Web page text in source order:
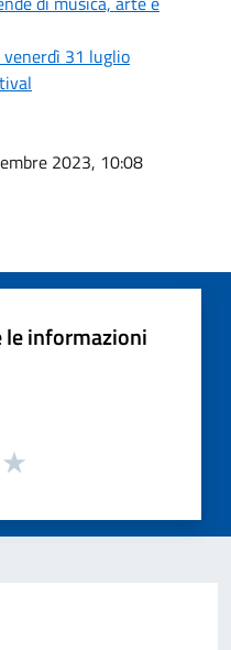
venerdì 31 luglio
2023, 10:08
le informazioni